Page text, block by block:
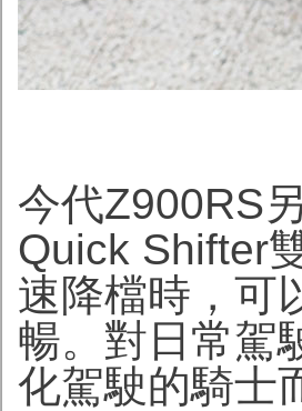
今代Z900RS
Quick Shifter
速降檔時，可
暢。對日常駕
化駕駛的騎士